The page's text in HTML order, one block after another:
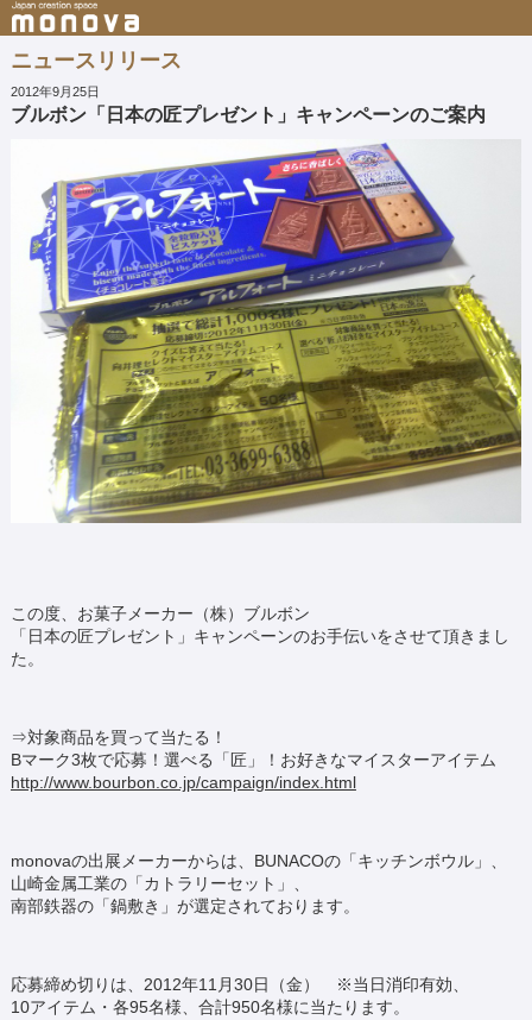
ニュースリリース
2012年9月25日
ブルボン「日本の匠プレゼント」キャンペーンのご案内
この度、お菓子メーカー（株）ブルボン
「日本の匠プレゼント」キャンペーンのお手伝いをさせて頂きまし
た。
⇒対象商品を買って当たる！
Bマーク3枚で応募！選べる「匠」！お好きなマイスターアイテム
http://www.bourbon.co.jp/campaign/index.html
monovaの出展メーカーからは、BUNACOの「キッチンボウル」、
山崎金属工業の「カトラリーセット」、
南部鉄器の「鍋敷き」が選定されております。
応募締め切りは、2012年11月30日（金） ※当日消印有効、
10アイテム・各95名様、合計950名様に当たります。